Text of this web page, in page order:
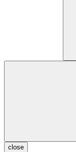
close